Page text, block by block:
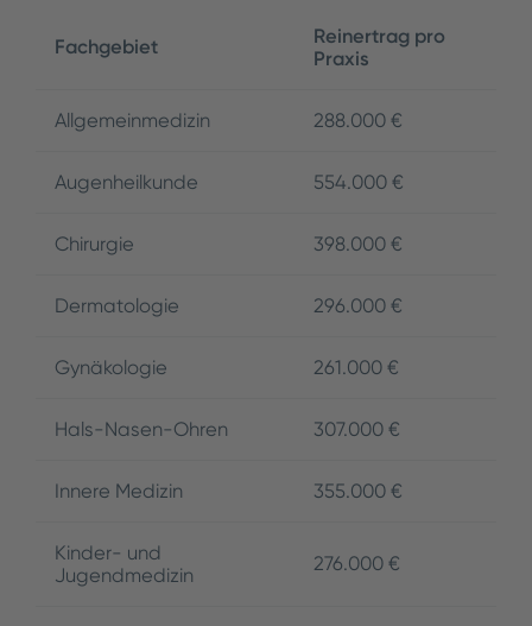
Fachgebiet
Reinertrag pro
Praxis
Allgemeinmedizin 288.000 €
Augenheilkunde 554.000 €
Chirurgie 398.000 €
Dermatologie 296.000 €
Gynäkologie 261.000 €
Hals-Nasen-Ohren 307.000 €
Innere Medizin 355.000 €
Kinder- und
Jugendmedizin
276.000 €